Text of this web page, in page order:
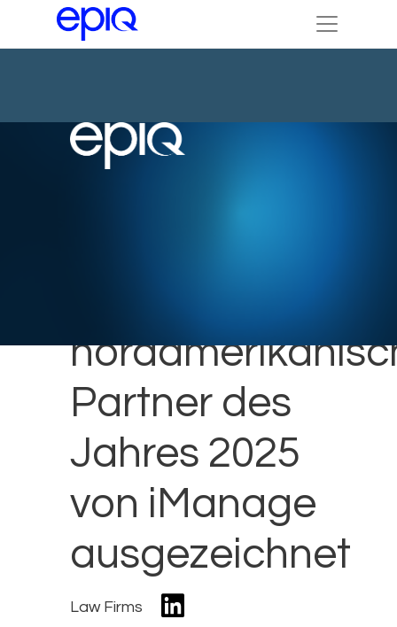
Partner des
Jahres 2025
von iManage
ausgezeichnet
Law Firms